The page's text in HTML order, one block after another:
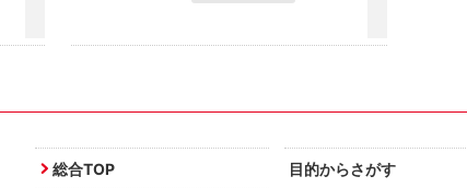
総合TOP 目的からさがす